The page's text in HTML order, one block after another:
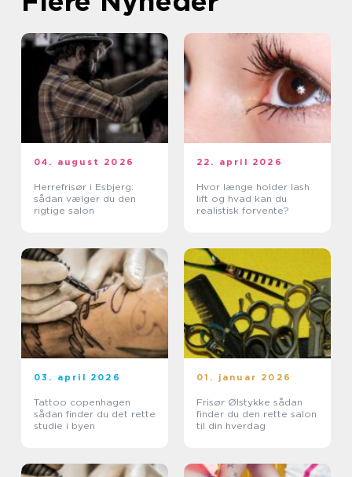
04. august 2026
Herrefrisør i Esbjerg:
sådan vælger du den
rigtige salon
22. april 2026
Hvor længe holder lash
lift og hvad kan du
realistisk forvente?
03. april 2026
Tattoo copenhagen
sådan finder du det rette
studie i byen
01. januar 2026
Frisør Ølstykke sådan
finder du den rette salon
til din hverdag